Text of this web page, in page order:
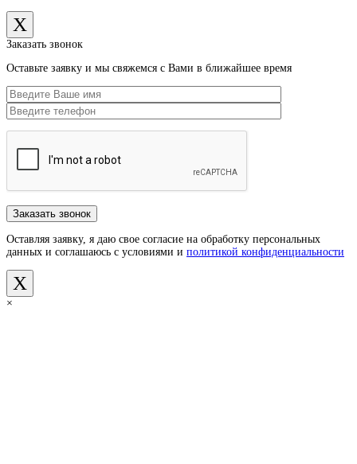
X
Заказать звонок
Оставьте заявку и мы свяжемся с Вами в ближайшее время
Оставляя заявку, я даю свое согласие на обработку персональных
данных и соглашаюсь с условиями и политикой конфиденциальности
X
×